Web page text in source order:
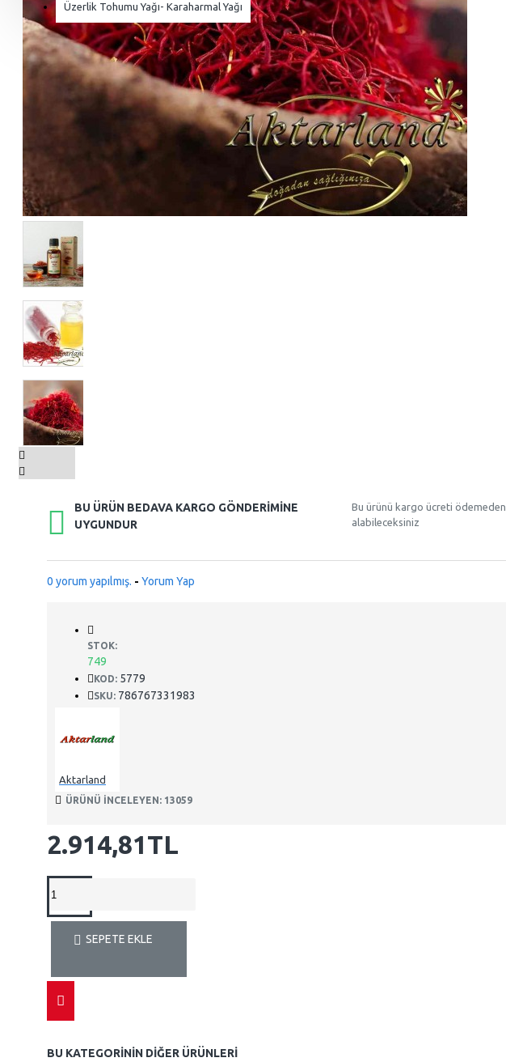
Üzerlik Tohumu Yağı- Karaharmal Yağı
BU ÜRÜN BEDAVA KARGO GÖNDERIMINE
UYGUNDUR
Bu ürünü kargo ücreti ödemeden
alabileceksiniz
0 yorum yapılmış. - Yorum Yap
2.914,81TL
STOK:
749
KOD: 5779
SKU: 786767331983
Aktarland
ÜRÜNÜ INCELEYEN: 13059
SEPETE EKLE
BU KATEGORININ DIĞER ÜRÜNLERI